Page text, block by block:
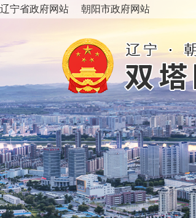
辽宁省政府网站 朝阳市政府网站